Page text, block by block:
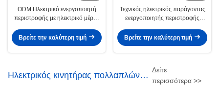
ODM Ηλεκτρικό ενεργοποιητή
περιστροφής με ηλεκτρικό μέρος
ενεργοποιητής με αντοχή σε
Βρείτε την καλύτερη τιμή
Τεχνικός ηλεκτρικός παράγοντας
ενεργοποιητής περιστροφής
Βρείτε την καλύτερη τιμή
Ηλεκτρικός κινητήρας πολλαπλών
Δείτε
περισσότερα >>